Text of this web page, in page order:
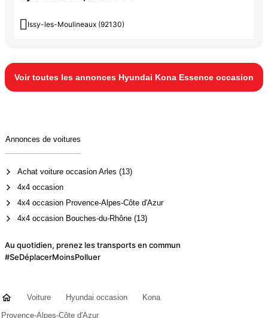
 Issy-les-Moulineaux (92130)
Voir toutes les annonces Hyundai Kona Essence occasion
Annonces de voitures
Achat voiture occasion Arles (13)
4x4 occasion
4x4 occasion Provence-Alpes-Côte d'Azur
4x4 occasion Bouches-du-Rhône (13)
Au quotidien, prenez les transports en commun
#SeDéplacerMoinsPolluer
Voiture Hyundai occasion
Kona
Provence-Alpes-Côte d'Azur